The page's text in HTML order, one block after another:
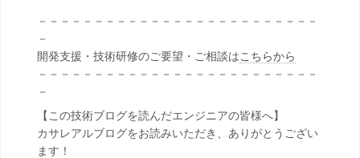
－－－－－－－－－－－－－－－－－－－－－－－－－
－
開発支援・技術研修のご要望・ご相談はこちらから
－－－－－－－－－－－－－－－－－－－－－－－－－
－
【この技術ブログを読んだエンジニアの皆様へ】
カサレアルブログをお読みいただき、ありがとうござい
ます！